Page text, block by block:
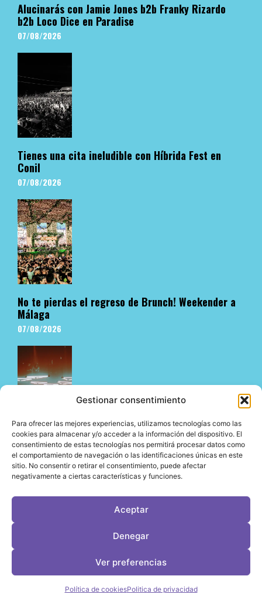
Gestionar consentimiento
Para ofrecer las mejores experiencias, utilizamos tecnologías como las
cookies para almacenar y/o acceder a la información del dispositivo. El
consentimiento de estas tecnologías nos permitirá procesar datos como
el comportamiento de navegación o las identificaciones únicas en este
sitio. No consentir o retirar el consentimiento, puede afectar
negativamente a ciertas características y funciones.
Aceptar
Denegar
Ver preferencias
Política de cookiesPolitica de privacidad
Alucinarás con Jamie Jones b2b Franky Rizardo
b2b Loco Dice en Paradise
07/08/2026
Tienes una cita ineludible con Híbrida Fest en
Conil
07/08/2026
No te pierdas el regreso de Brunch! Weekender a
Málaga
07/08/2026
El underground en Ibiza es cosa de Pyramid
06/08/2026
Desarrollo web por OrigenDigitalContacto: info@leviragetv